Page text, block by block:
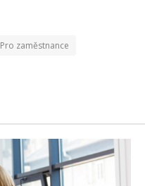
Pro zaměstnance